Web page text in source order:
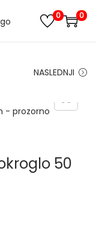
0 0
NASLEDNJI
50